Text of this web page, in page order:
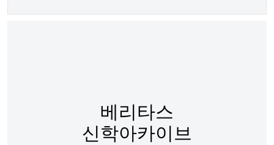
베리타스
신학아카이브